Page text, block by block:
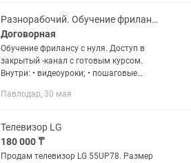
Разнорабочий. Обучение фрилансу с нуля
Договорная
Обучение фрилансу с нуля. Доступ в
закрытый -канал с готовым курсом.
Внутри: • видеоуроки; • пошаговые
заказов; • разбор профиля
Павлодар, 30 мая
Телевизор LG
180 000 ₸
Продам телевизор LG 55UP78. Размер